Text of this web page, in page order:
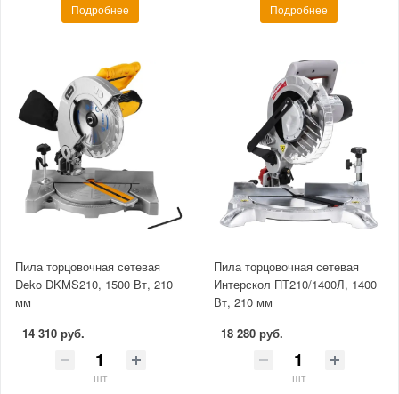
Подробнее
Подробнее
Пила торцовочная сетевая
Deko DKMS210, 1500 Вт, 210
мм
14 310 руб.
шт
Пила торцовочная сетевая
Интерскол ПТ210/1400Л, 1400
Вт, 210 мм
18 280 руб.
шт